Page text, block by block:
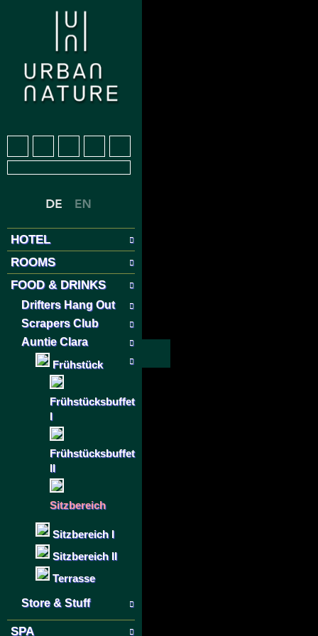
HOTEL
ROOMS
FOOD & DRINKS
Drifters Hang Out
Scrapers Club
Auntie Clara
Frühstück
Frühstücksbuffet
I
Frühstücksbuffet
II
Sitzbereich
Sitzbereich I
Sitzbereich II
Terrasse
Store & Stuff
SPA